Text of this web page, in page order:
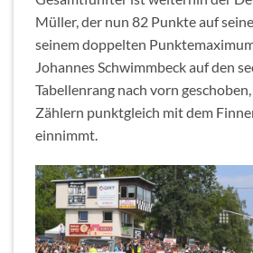
Müller, der nun 82 Punkte auf
seinem doppelten
Johannes Schwimmbeck auf den
Tabellenrang nach vorn
Zählern punktgleich mit dem
einnimmt.